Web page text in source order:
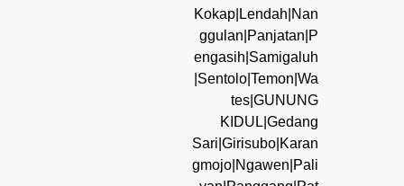
Kokap|Lendah|Nan
ggulan|Panjatan|P
engasih|Samigaluh
|Sentolo|Temon|Wa
tes|GUNUNG
KIDUL|Gedang
Sari|Girisubo|Karan
gmojo|Ngawen|Pali